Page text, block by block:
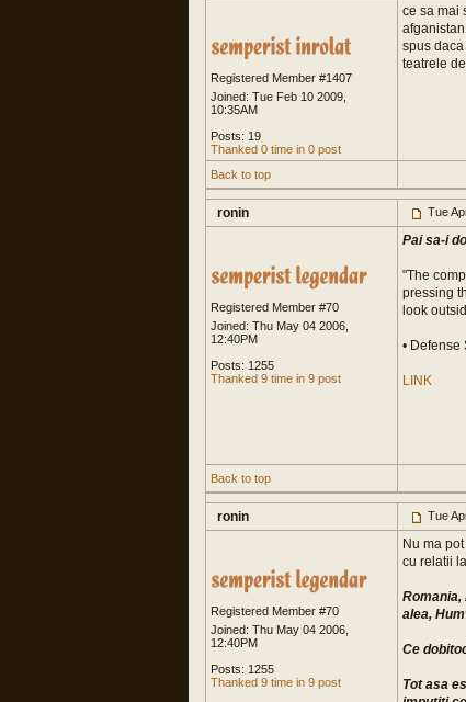
Registered Member #1407
Joined: Tue Feb 10 2009,
10:35AM
Posts: 19
Thanked 0 time in 0 post
ce sa mai
spus
teatrele
Back to top
ronin Tue
Registered Member #70
Joined: Thu May 04 2006,
12:40PM
Posts: 1255
Thanked 9 time in 9 post
Pai sa-i
"The
pressing
look
• Defense
LINK
Back to top
ronin Tue
Registered Member #70
Joined: Thu May 04 2006,
12:40PM
Posts: 1255
Thanked 9 time in 9 post
Nu ma
cu relatii
Romania,
alea,
Ce
Tot asa